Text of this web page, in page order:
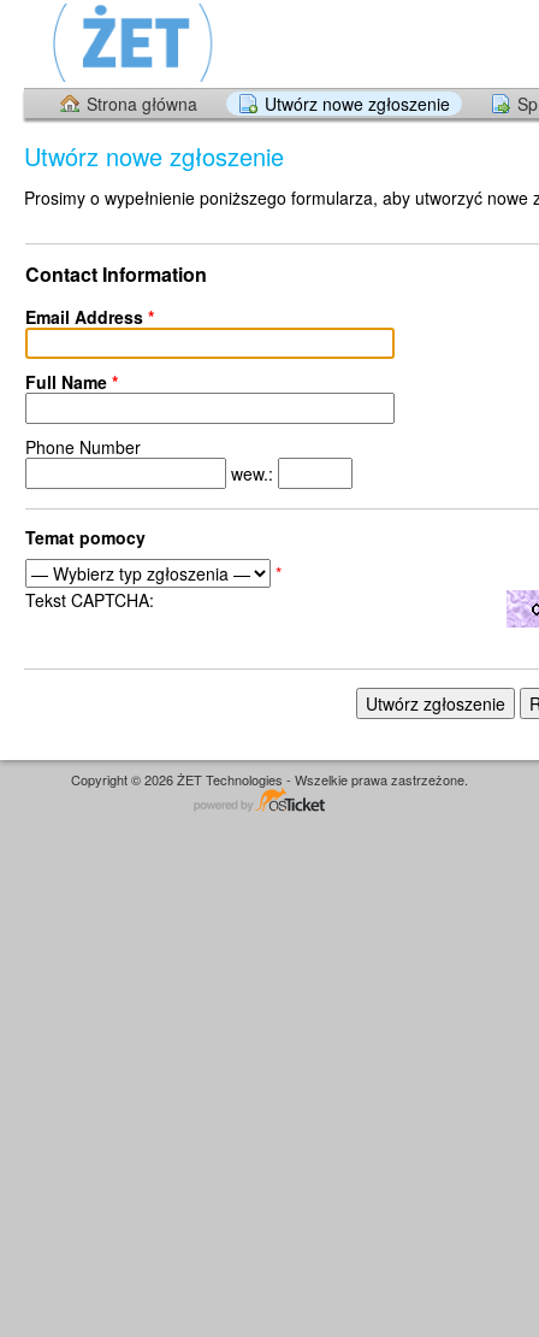
Strona główna Utwórz nowe zgłoszenie
Utwórz nowe zgłoszenie
Prosimy o wypełnienie poniższego formularza, aby utworzyć nowe
Contact Information
Email Address *
Full Name *
Phone Number
wew.:
Temat pomocy
*
Tekst CAPTCHA:
Copyright © 2026 ŻET Technologies - Wszelkie prawa zastrzeżone.